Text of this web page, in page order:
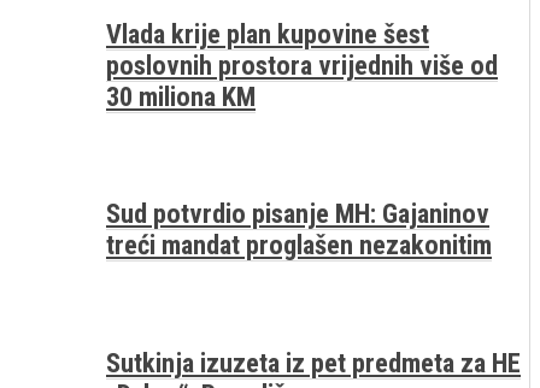
Vlada krije plan kupovine šest
poslovnih prostora vrijednih više od
30 miliona KM
Sud potvrdio pisanje MH: Gajaninov
treći mandat proglašen nezakonitim
Sutkinja izuzeta iz pet predmeta za HE